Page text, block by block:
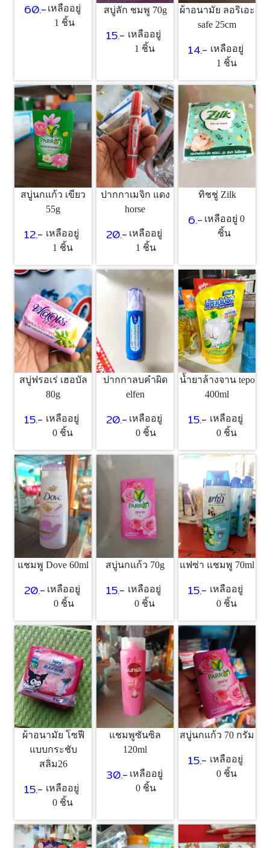
60.- เหลืออยู่
1 ชิ้น
สบู่ลัก ชมพู 70g
15.- เหลืออยู่
1 ชิ้น
ผ้าอนามัย ลอริเอะ
safe 25cm
14.- เหลืออยู่
1 ชิ้น
สบู่นกแก้ว เขียว
55g
12.- เหลืออยู่
1 ชิ้น
ปากกาเมจิก แดง
horse
20.- เหลืออยู่
1 ชิ้น
ทิชชู่ Zilk
6.- เหลืออยู่ 0
ชิ้น
สบู่ฟรอเร่ เฮอบัล
80g
15.- เหลืออยู่
0 ชิ้น
ปากกาลบคำผิด
elfen
20.- เหลืออยู่
0 ชิ้น
น้ำยาล้างจาน tepo
400ml
15.- เหลืออยู่
0 ชิ้น
แชมพู Dove 60ml
20.- เหลืออยู่
0 ชิ้น
สบู่นกแก้ว 70g
15.- เหลืออยู่
0 ชิ้น
แฟซ่า แชมพู 70ml
15.- เหลืออยู่
0 ชิ้น
ผ้าอนามัย โซฟี
แบบกระชับ
สลิม26
15.- เหลืออยู่
0 ชิ้น
แชมพูซันซิล
120ml
30.- เหลืออยู่
0 ชิ้น
สบู่นกแก้ว 70 กรัม
15.- เหลืออยู่
0 ชิ้น